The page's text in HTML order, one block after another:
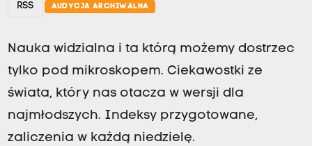
RSS AUDYCJA ARCHIWALNA
Nauka widzialna i ta którą możemy dostrzec
tylko pod mikroskopem. Ciekawostki ze
świata, który nas otacza w wersji dla
najmłodszych. Indeksy przygotowane,
zaliczenia w każdą niedzielę.